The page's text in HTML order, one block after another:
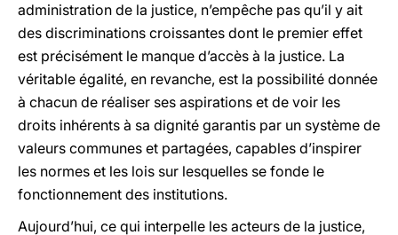
administration de la justice, n’empêche pas qu’il y ait
des discriminations croissantes dont le premier effet
est précisément le manque d’accès à la justice. La
véritable égalité, en revanche, est la possibilité donnée
à chacun de réaliser ses aspirations et de voir les
droits inhérents à sa dignité garantis par un système de
valeurs communes et partagées, capables d’inspirer
les normes et les lois sur lesquelles se fonde le
fonctionnement des institutions.
Aujourd’hui, ce qui interpelle les acteurs de la justice,